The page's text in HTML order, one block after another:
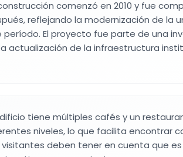
comenzó en 2010 y fue
reflejando la modernización de la
período. El proyecto fue parte de una
actualización de la infraestructura
tiene múltiples cafés y un
niveles, lo que facilita encontrar
visitantes deben tener en cuenta que